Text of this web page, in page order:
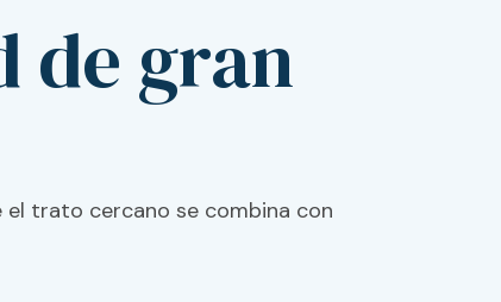
de gran
el trato cercano se combina con